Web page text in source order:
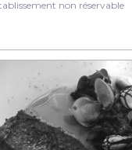
non réservable